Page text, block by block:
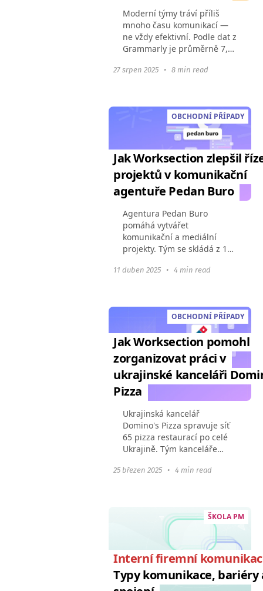
Moderní týmy tráví příliš
mnoho času komunikací —
ne vždy efektivní. Podle dat z
Grammarly je průměrně 7,5
jen vyměňováním informací
27 srpen 2025 • 8 min read
OBCHODNÍ PŘÍPADY
Jak Worksection zlepšil
projektů v komunikační
agentuře Pedan Buro
Agentura Pedan Buro
pomáhá vytvářet
komunikační a mediální
projekty. Tým se skládá z 15
dodavatelů. Kromě
sociální iniciativy...
11 duben 2025 • 4 min read
OBCHODNÍ PŘÍPADY
Jak Worksection pomohl
zorganizovat práci v
ukrajinské kanceláři
Pizza
Ukrajinská kancelář
Domino's Pizza spravuje síť
65 pizza restaurací po celé
Ukrajině. Tým kanceláře
kampaně, IT, HR a provozní
25 březen 2025 • 4 min read
ŠKOLA PM
Interní firemní
Typy komunikace, bariéry